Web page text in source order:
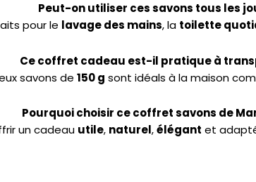
Peut-on utiliser ces savons tous les
pour le lavage des mains, la toilette
Ce coffret cadeau est-il pratique à
savons de 150 g sont idéals à la maison
Pourquoi choisir ce coffret savons de
un cadeau utile, naturel,élégant et